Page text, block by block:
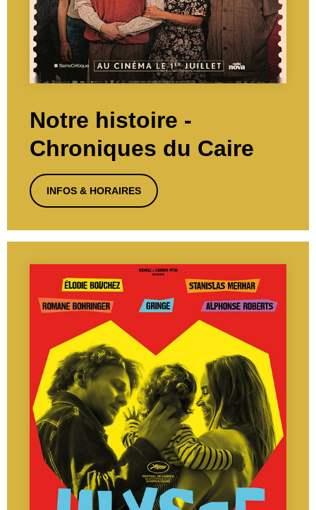
Notre histoire -
Chroniques du Caire
INFOS & HORAIRES